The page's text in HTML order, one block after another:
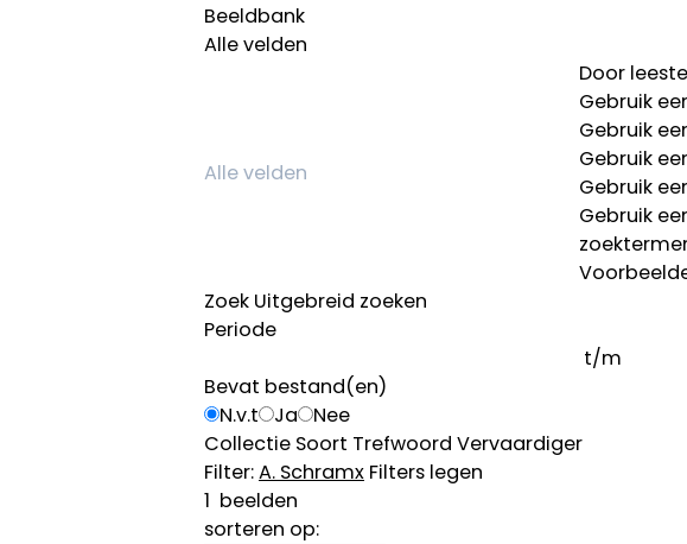
Beeldbank
Alle velden
Door
Gebruik
Gebruik
Gebruik
Gebruik
Gebruik
Zoek Uitgebreid zoeken
Periode
t/m
Bevat bestand(en)
N.v.t
Ja
Nee
Collectie Soort Trefwoord Vervaardiger
Filter:A. Schramx Filters legen
1 beelden
sorteren op: